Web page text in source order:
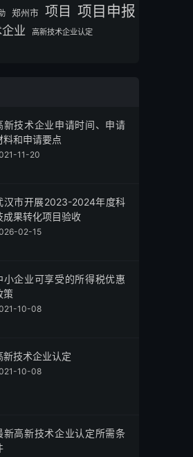
郑州市 项目 项目申报
业 高新技术企业认定
新技术企业申请时间、申请
料和申请要点
11-20
汉市开展2023-2024年度科
成果转化项目验收
02-15
小企业可享受的所得税优惠
策
10-08
新技术企业认定
10-08
新高新技术企业认定所需条